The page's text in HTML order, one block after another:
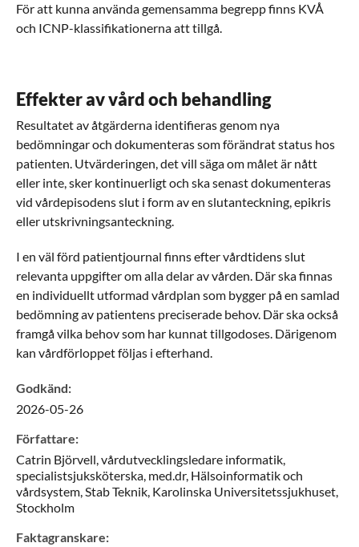
För att kunna använda gemensamma begrepp finns KVÅ
och ICNP-klassifikationerna att tillgå.
Effekter av vård och behandling
Resultatet av åtgärderna identifieras genom nya
bedömningar och dokumenteras som förändrat status hos
patienten. Utvärderingen, det vill säga om målet är nått
eller inte, sker kontinuerligt och ska senast dokumenteras
vid vårdepisodens slut i form av en slutanteckning, epikris
eller utskrivningsanteckning.
I en väl förd patientjournal finns efter vårdtidens slut
relevanta uppgifter om alla delar av vården. Där ska finnas
en individuellt utformad vårdplan som bygger på en samlad
bedömning av patientens preciserade behov. Där ska också
framgå vilka behov som har kunnat tillgodoses. Därigenom
kan vårdförloppet följas i efterhand.
Godkänd:
2026-05-26
Författare:
Catrin Björvell,vårdutvecklingsledare informatik,
specialistsjuksköterska, med.dr, Hälsoinformatik och
vårdsystem, Stab Teknik, Karolinska Universitetssjukhuset,
Stockholm
Faktagranskare: